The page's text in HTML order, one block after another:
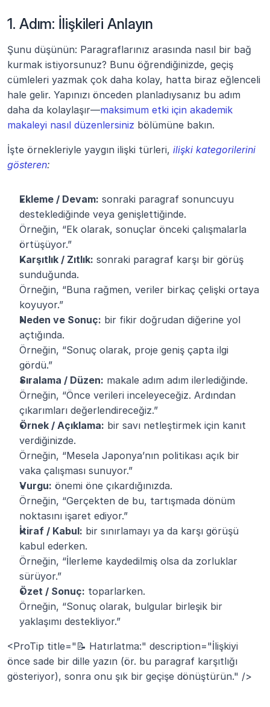
1. Adım: İlişkileri Anlayın
Şunu düşünün: Paragraflarınız arasında nasıl bir bağ
kurmak istiyorsunuz? Bunu öğrendiğinizde, geçiş
cümleleri yazmak çok daha kolay, hatta biraz eğlenceli
hale gelir. Yapınızı önceden planladıysanız bu adım
daha da kolaylaşır—maksimum etki için akademik
makaleyi nasıl düzenlersiniz bölümüne bakın.
İşte örnekleriyle yaygın ilişki türleri, ilişki kategorilerini
gösteren:
Ekleme / Devam: sonraki paragraf sonuncuyu
desteklediğinde veya genişlettiğinde.
Örneğin, “Ek olarak, sonuçlar önceki çalışmalarla
örtüşüyor.”
Karşıtlık / Zıtlık: sonraki paragraf karşı bir görüş
sunduğunda.
Örneğin, “Buna rağmen, veriler birkaç çelişki ortaya
koyuyor.”
Neden ve Sonuç: bir fikir doğrudan diğerine yol
açtığında.
Örneğin, “Sonuç olarak, proje geniş çapta ilgi
gördü.”
Sıralama / Düzen: makale adım adım ilerlediğinde.
Örneğin, “Önce verileri inceleyeceğiz. Ardından
çıkarımları değerlendireceğiz.”
Örnek / Açıklama: bir savı netleştirmek için kanıt
verdiğinizde.
Örneğin, “Mesela Japonya’nın politikası açık bir
vaka çalışması sunuyor.”
Vurgu: önemi öne çıkardığınızda.
Örneğin, “Gerçekten de bu, tartışmada dönüm
noktasını işaret ediyor.”
İtiraf / Kabul: bir sınırlamayı ya da karşı görüşü
kabul ederken.
Örneğin, “İlerleme kaydedilmiş olsa da zorluklar
sürüyor.”
Özet / Sonuç: toparlarken.
Örneğin, “Sonuç olarak, bulgular birleşik bir
yaklaşımı destekliyor.”
<ProTip title="📝 Hatırlatma:" description="İlişkiyi
önce sade bir dille yazın (ör. bu paragraf karşıtlığı
gösteriyor), sonra onu şık bir geçişe dönüştürün." />